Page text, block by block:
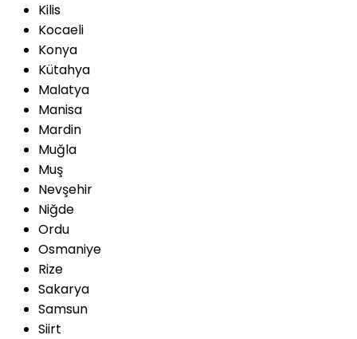
Kilis
Kocaeli
Konya
Kütahya
Malatya
Manisa
Mardin
Muğla
Muş
Nevşehir
Niğde
Ordu
Osmaniye
Rize
Sakarya
Samsun
Siirt